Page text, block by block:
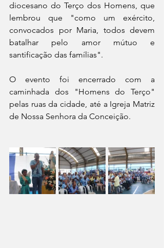
diocesano do Terço dos Homens, que
lembrou que "como um exército,
convocados por Maria, todos devem
batalhar pelo amor mútuo e
santificação das famílias".
O evento foi encerrado com a
caminhada dos "Homens do Terço"
pelas ruas da cidade, até a Igreja Matriz
de Nossa Senhora da Conceição.